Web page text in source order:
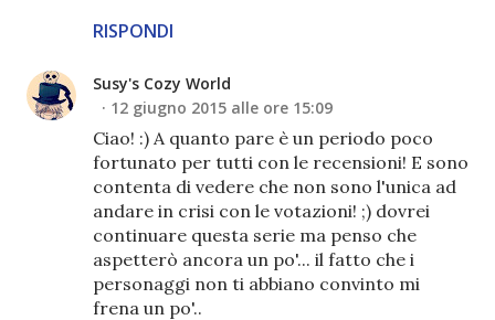
RISPONDI
Susy's Cozy World
12 giugno 2015 alle ore 15:09
Ciao! :) A quanto pare è un periodo poco
fortunato per tutti con le recensioni! E sono
contenta di vedere che non sono l'unica ad
andare in crisi con le votazioni! ;) dovrei
continuare questa serie ma penso che
aspetterò ancora un po'... il fatto che i
personaggi non ti abbiano convinto mi
frena un po'..